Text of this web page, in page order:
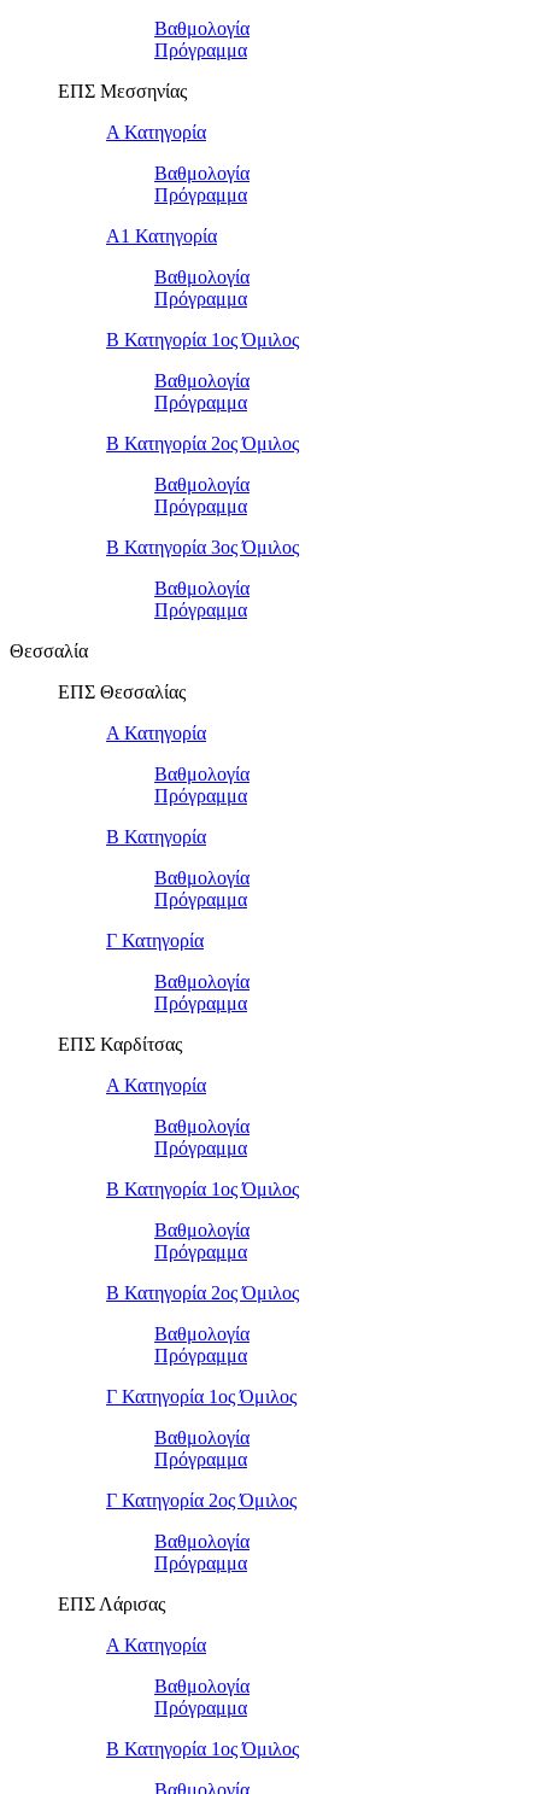
Βαθμολογία
Πρόγραμμα
ΕΠΣ Μεσσηνίας
Α Κατηγορία
Βαθμολογία
Πρόγραμμα
Α1 Κατηγορία
Βαθμολογία
Πρόγραμμα
Β Κατηγορία 1ος Όμιλος
Βαθμολογία
Πρόγραμμα
Β Κατηγορία 2ος Όμιλος
Βαθμολογία
Πρόγραμμα
Β Κατηγορία 3ος Όμιλος
Βαθμολογία
Πρόγραμμα
Θεσσαλία
ΕΠΣ Θεσσαλίας
Α Κατηγορία
Βαθμολογία
Πρόγραμμα
Β Κατηγορία
Βαθμολογία
Πρόγραμμα
Γ Κατηγορία
Βαθμολογία
Πρόγραμμα
ΕΠΣ Καρδίτσας
Α Κατηγορία
Βαθμολογία
Πρόγραμμα
Β Κατηγορία 1ος Όμιλος
Βαθμολογία
Πρόγραμμα
Β Κατηγορία 2ος Όμιλος
Βαθμολογία
Πρόγραμμα
Γ Κατηγορία 1ος Όμιλος
Βαθμολογία
Πρόγραμμα
Γ Κατηγορία 2ος Όμιλος
Βαθμολογία
Πρόγραμμα
ΕΠΣ Λάρισας
Α Κατηγορία
Βαθμολογία
Πρόγραμμα
Β Κατηγορία 1ος Όμιλος
Βαθμολογία